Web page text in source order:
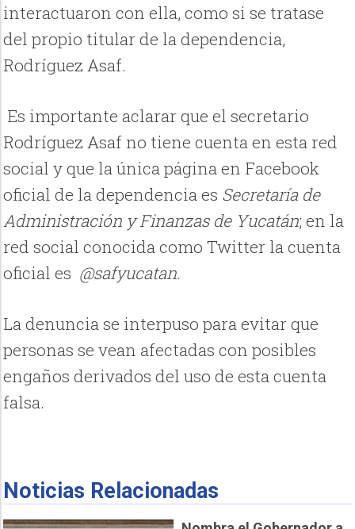
interactuaron con ella, como si se tratase
del propio titular de la dependencia,
Rodríguez Asaf.
Es importante aclarar que el secretario
Rodríguez Asaf no tiene cuenta en esta red
social y que la única página en Facebook
oficial de la dependencia es Secretaría de
Administración y Finanzas de Yucatán; en la
red social conocida como Twitter la cuenta
oficial es @safyucatan.
La denuncia se interpuso para evitar que
personas se vean afectadas con posibles
engaños derivados del uso de esta cuenta
falsa.
Noticias Relacionadas